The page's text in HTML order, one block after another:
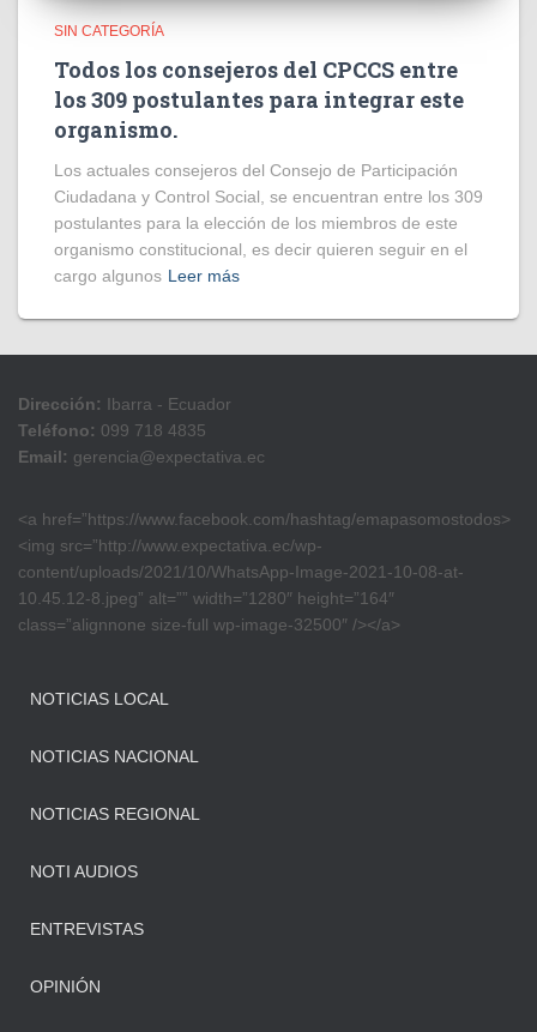
SIN CATEGORÍA
Todos los consejeros del CPCCS entre
los 309 postulantes para integrar este
organismo.
Los actuales consejeros del Consejo de Participación
Ciudadana y Control Social, se encuentran entre los 309
postulantes para la elección de los miembros de este
organismo constitucional, es decir quieren seguir en el
cargo algunos Leer más
Dirección: Ibarra - Ecuador
Teléfono: 099 718 4835
Email: gerencia@expectativa.ec
<a href=”https://www.facebook.com/hashtag/emapasomostodos>
<img src=”http://www.expectativa.ec/wp-
content/uploads/2021/10/WhatsApp-Image-2021-10-08-at-
10.45.12-8.jpeg” alt=”” width=”1280″ height=”164″
class=”alignnone size-full wp-image-32500″ /></a>
NOTICIAS LOCAL
NOTICIAS NACIONAL
NOTICIAS REGIONAL
NOTI AUDIOS
ENTREVISTAS
OPINIÓN